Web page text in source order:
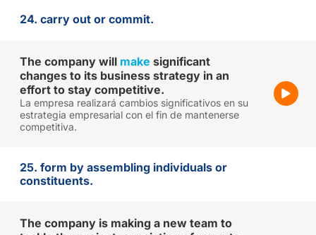
24. carry out or commit.
The company will make significant
changes to its business strategy in an
effort to stay competitive.
La empresa realizará cambios significativos en su
estrategia empresarial con el fin de mantenerse
competitiva.
25. form by assembling individuals or
constituents.
The company is making a new team to